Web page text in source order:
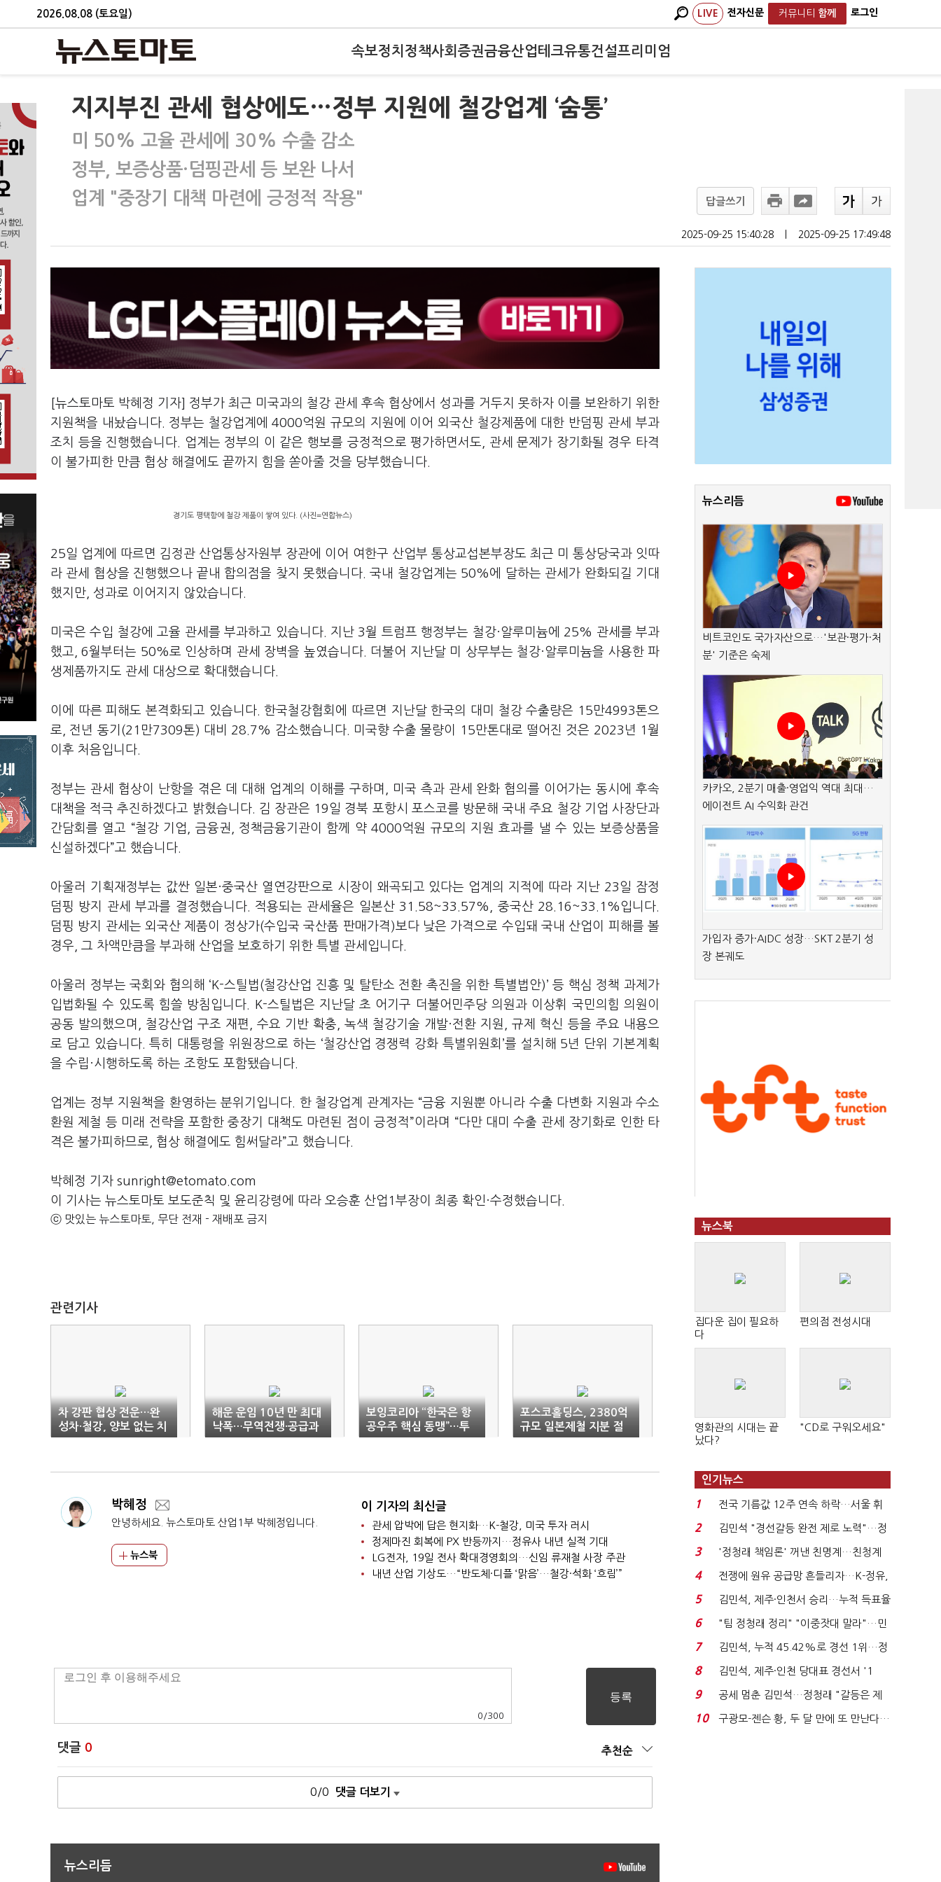
2026.08.08 (토요일) LIVE 전자신문 커뮤니티 함께 로그인
속보정치 정책사회 증권금융산업테크유통건설프리미엄
지지부진 관세 협상에도…정부 지원에 철강업계 ‘숨통’
미 50% 고율 관세에 30% 수출 감소
정부, 보증상품·덤핑관세 등 보완 나서
업계 "중장기 대책 마련에 긍정적 작용"
답글쓰기
2025-09-25 15:40:28 2025-09-25 17:49:48
[뉴스토마토 박혜정 기자] 정부가 최근 미국과의 철강 관세 후속 협상에서 성과를 거두지 못하자 이를 보완하기 위한
지원책을 내놨습니다. 정부는 철강업계에 4000억원 규모의 지원에 이어 외국산 철강제품에 대한 반덤핑 관세 부과
조치 등을 진행했습니다. 업계는 정부의 이 같은 행보를 긍정적으로 평가하면서도, 관세 문제가 장기화될 경우 타격
이 불가피한 만큼 협상 해결에도 끝까지 힘을 쏟아줄 것을 당부했습니다.
경기도 평택항에 철강 제품이 쌓여 있다. (사진=연합뉴스)
25일 업계에 따르면 김정관 산업통상자원부 장관에 이어 여한구 산업부 통상교섭본부장도 최근 미 통상당국과 잇따
라 관세 협상을 진행했으나 끝내 합의점을 찾지 못했습니다. 국내 철강업계는 50%에 달하는 관세가 완화되길 기대
했지만, 성과로 이어지지 않았습니다.
미국은 수입 철강에 고율 관세를 부과하고 있습니다. 지난 3월 트럼프 행정부는 철강·알루미늄에 25% 관세를 부과
했고, 6월부터는 50%로 인상하며 관세 장벽을 높였습니다. 더불어 지난달 미 상무부는 철강·알루미늄을 사용한 파
생제품까지도 관세 대상으로 확대했습니다.
이에 따른 피해도 본격화되고 있습니다. 한국철강협회에 따르면 지난달 한국의 대미 철강 수출량은 15만4993톤으
로, 전년 동기(21만7309톤) 대비 28.7% 감소했습니다. 미국향 수출 물량이 15만톤대로 떨어진 것은 2023년 1월
이후 처음입니다.
정부는 관세 협상이 난항을 겪은 데 대해 업계의 이해를 구하며, 미국 측과 관세 완화 협의를 이어가는 동시에 후속
대책을 적극 추진하겠다고 밝혔습니다. 김 장관은 19일 경북 포항시 포스코를 방문해 국내 주요 철강 기업 사장단과
간담회를 열고 “철강 기업, 금융권, 정책금융기관이 함께 약 4000억원 규모의 지원 효과를 낼 수 있는 보증상품을
신설하겠다”고 했습니다.
아울러 기획재정부는 값싼 일본·중국산 열연강판으로 시장이 왜곡되고 있다는 업계의 지적에 따라 지난 23일 잠정
덤핑 방지 관세 부과를 결정했습니다. 적용되는 관세율은 일본산 31.58~33.57%, 중국산 28.16~33.1%입니다.
덤핑 방지 관세는 외국산 제품이 정상가(수입국 국산품 판매가격)보다 낮은 가격으로 수입돼 국내 산업이 피해를 볼
경우, 그 차액만큼을 부과해 산업을 보호하기 위한 특별 관세입니다.
아울러 정부는 국회와 협의해 ‘K-스틸법(철강산업 진흥 및 탈탄소 전환 촉진을 위한 특별법안)’ 등 핵심 정책 과제가
입법화될 수 있도록 힘쓸 방침입니다. K-스틸법은 지난달 초 어기구 더불어민주당 의원과 이상휘 국민의힘 의원이
공동 발의했으며, 철강산업 구조 재편, 수요 기반 확충, 녹색 철강기술 개발·전환 지원, 규제 혁신 등을 주요 내용으
로 담고 있습니다. 특히 대통령을 위원장으로 하는 ‘철강산업 경쟁력 강화 특별위원회’를 설치해 5년 단위 기본계획
을 수립·시행하도록 하는 조항도 포함됐습니다.
업계는 정부 지원책을 환영하는 분위기입니다. 한 철강업계 관계자는 “금융 지원뿐 아니라 수출 다변화 지원과 수소
환원 제철 등 미래 전략을 포함한 중장기 대책도 마련된 점이 긍정적”이라며 “다만 대미 수출 관세 장기화로 인한 타
격은 불가피하므로, 협상 해결에도 힘써달라”고 했습니다.
박혜정 기자 sunright@etomato.com
이 기사는 뉴스토마토 보도준칙 및 윤리강령에 따라 오승훈 산업1부장이 최종 확인·수정했습니다.
ⓒ 맛있는 뉴스토마토, 무단 전재 - 재배포 금지
관련기사
차 강판 협상 전운…완
성차·철강, 양보 없는 치
킨게임
해운 운임 10년 만 최대
낙폭…무역전쟁·공급과
잉 직격탄
보잉코리아 “한국은 항
공우주 핵심 동맹”…투
자·협력 확대 천명
포스코홀딩스, 2380억
규모 일본제철 지분 절
반 매각
박혜정
안녕하세요. 뉴스토마토 산업1부 박혜정입니다.
뉴스북
이 기자의 최신글
관세 압박에 답은 현지화…K-철강, 미국 투자 러시
정제마진 회복에 PX 반등까지…정유사 내년 실적 기대
LG전자, 19일 전사 확대경영회의…신임 류재철 사장 주관
내년 산업 기상도…“반도체·디플 ‘맑음’…철강·석화 ‘흐림’”
0 /300
댓글 0 추천순
0/0 댓글 더보기
뉴스리듬
뉴스리듬
비트코인도 국가자산으로…'보관·평가·처
분' 기준은 숙제
카카오, 2분기 매출·영업익 역대 최대…
에이전트 AI 수익화 관건
가입자 증가·AIDC 성장…SKT 2분기 성
장 본궤도
뉴스북
집다운 집이 필요하
다
편의점 전성시대
영화관의 시대는 끝
났다?
"CD로 구워오세요"
인기뉴스
1
전국 기름값 12주 연속 하락…서울 휘
발윳값 1909원...
2
김민석 "경선갈등 완전 제로 노력"…정
청래 "반명 공세 사...
3
'정청래 책임론' 꺼낸 친명계…친청계
는 추가투표 때리기...
4
전쟁에 원유 공급망 흔들리자…K-정유,
에너지안보 핵심...
5
김민석, 제주·인천서 승리…누적 득표율
'1위 탈환'(종합)...
6
"팀 정청래 정리" "이중잣대 말라"…민
주 최고위원 계파 다...
7
김민석, 누적 45.42%로 경선 1위…정
청래와 격차 0.86%p(...
8
김민석, 제주·인천 당대표 경선서 '1
위'(1보)...
9
공세 멈춘 김민석…정청래 "갈등은 제
가 수습"
10
구광모-젠슨 황, 두 달 만에 또 만난다…